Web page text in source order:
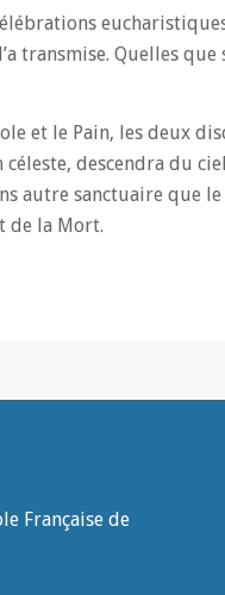
transmise. Quelles
et le Pain, les deux
descendra du
autre sanctuaire que
de la Mort.
Française de